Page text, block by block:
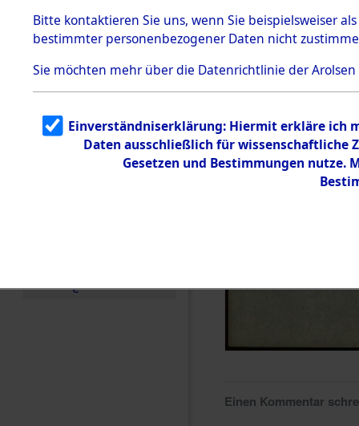
5.3.1 Alliierte
Erhebungen
zu
Todesmärsch
en
5.3.2
g
5.3.3
Todesmärsch
e
Einen Kommentar
Bitte kontaktieren Sie uns, wenn Sie beispielsweiser
bestimmter personenbezogener Daten nicht
Sie möchten mehr über die Datenrichtlinie der Arolsen
Einverständniserklärung: Hiermit erkläre ich
Daten ausschließlich für wissenschaftliche
Gesetzen und Bestimmungen nutze.